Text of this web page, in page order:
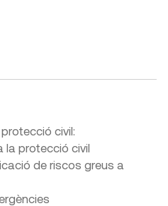
civil:
la protecció civil
de riscos greus a